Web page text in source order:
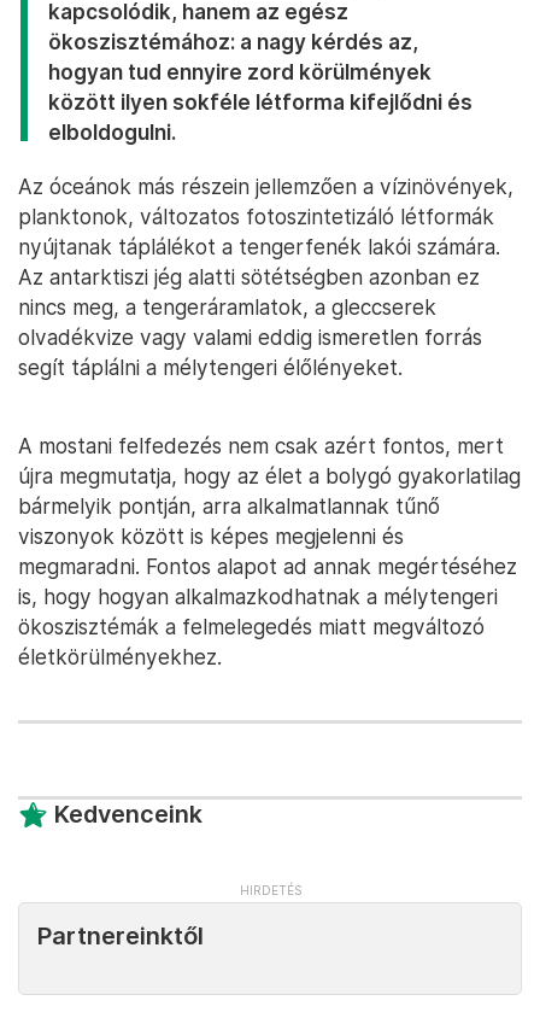
kapcsolódik, hanem az egész
ökoszisztémához: a nagy kérdés az,
hogyan tud ennyire zord körülmények
között ilyen sokféle létforma kifejlődni és
elboldogulni.
Az óceánok más részein jellemzően a vízinövények,
planktonok, változatos fotoszintetizáló létformák
nyújtanak táplálékot a tengerfenék lakói számára.
Az antarktiszi jég alatti sötétségben azonban ez
nincs meg, a tengeráramlatok, a gleccserek
olvadékvize vagy valami eddig ismeretlen forrás
segít táplálni a mélytengeri élőlényeket.
A mostani felfedezés nem csak azért fontos, mert
újra megmutatja, hogy az élet a bolygó gyakorlatilag
bármelyik pontján, arra alkalmatlannak tűnő
viszonyok között is képes megjelenni és
megmaradni. Fontos alapot ad annak megértéséhez
is, hogy hogyan alkalmazkodhatnak a mélytengeri
ökoszisztémák a felmelegedés miatt megváltozó
életkörülményekhez.
Kedvenceink
Partnereinktől